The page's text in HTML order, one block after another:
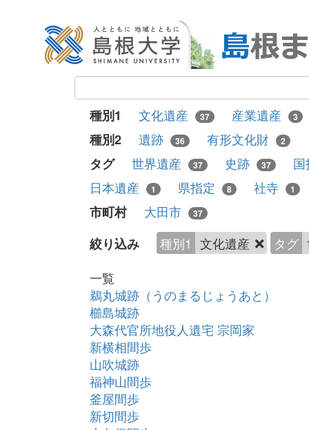
種別1 文化遺産 37 産業遺産 3
種別2 遺跡 36 有形文化財 2
タグ 世界遺産 37 史跡 37
日本遺産
1 県指定 8 社寺 1
市町村 大田市 37
絞り込み 種別1 文化遺産 タグ
一覧
鵜丸城跡（うのまるじょうあと）
櫛島城跡
大森代官所地役人遺宅 宗岡家
新横相間歩
山吹城跡
福神山間歩
釜屋間歩
新切間歩